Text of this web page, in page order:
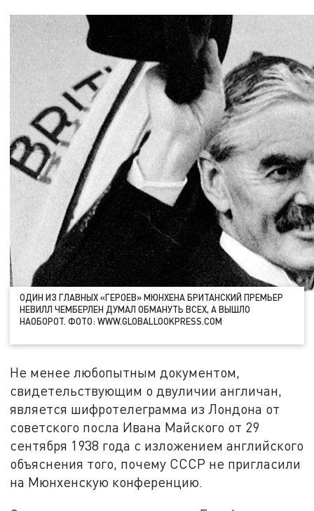
ОДИН ИЗ ГЛАВНЫХ «ГЕРОЕВ» МЮНХЕНА БРИТАНСКИЙ ПРЕМЬЕР
НЕВИЛЛ ЧЕМБЕРЛЕН ДУМАЛ ОБМАНУТЬ ВСЕХ, А ВЫШЛО
НАОБОРОТ. ФОТО: WWW.GLOBALLOOKPRESS.COM
Не менее любопытным документом,
свидетельствующим о двуличии англичан,
является шифротелеграмма из Лондона от
советского посла Ивана Майского от 29
сентября 1938 года с изложением английского
объяснения того, почему СССР не пригласили
на Мюнхенскую конференцию.